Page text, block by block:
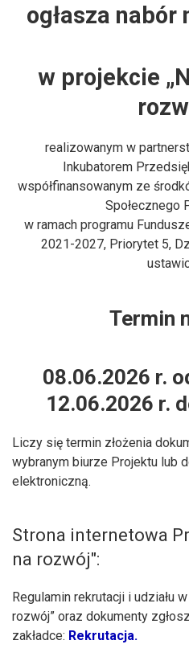
ogłasza
w projekcie
realizowanym w
Inkubatorem
współfinansowanym ze
Społecznego
w ramach programu
2021-2027, Priorytet 5,
Termin
08.06.2026 r.
12.06.2026 r.
Liczy się termin złożenia
wybranym biurze Projektu lub
elektroniczną.
Strona internetowa
na rozwój":
Regulamin rekrutacji i udziału
rozwój” oraz dokumenty
zakładce: Rekrutacja.